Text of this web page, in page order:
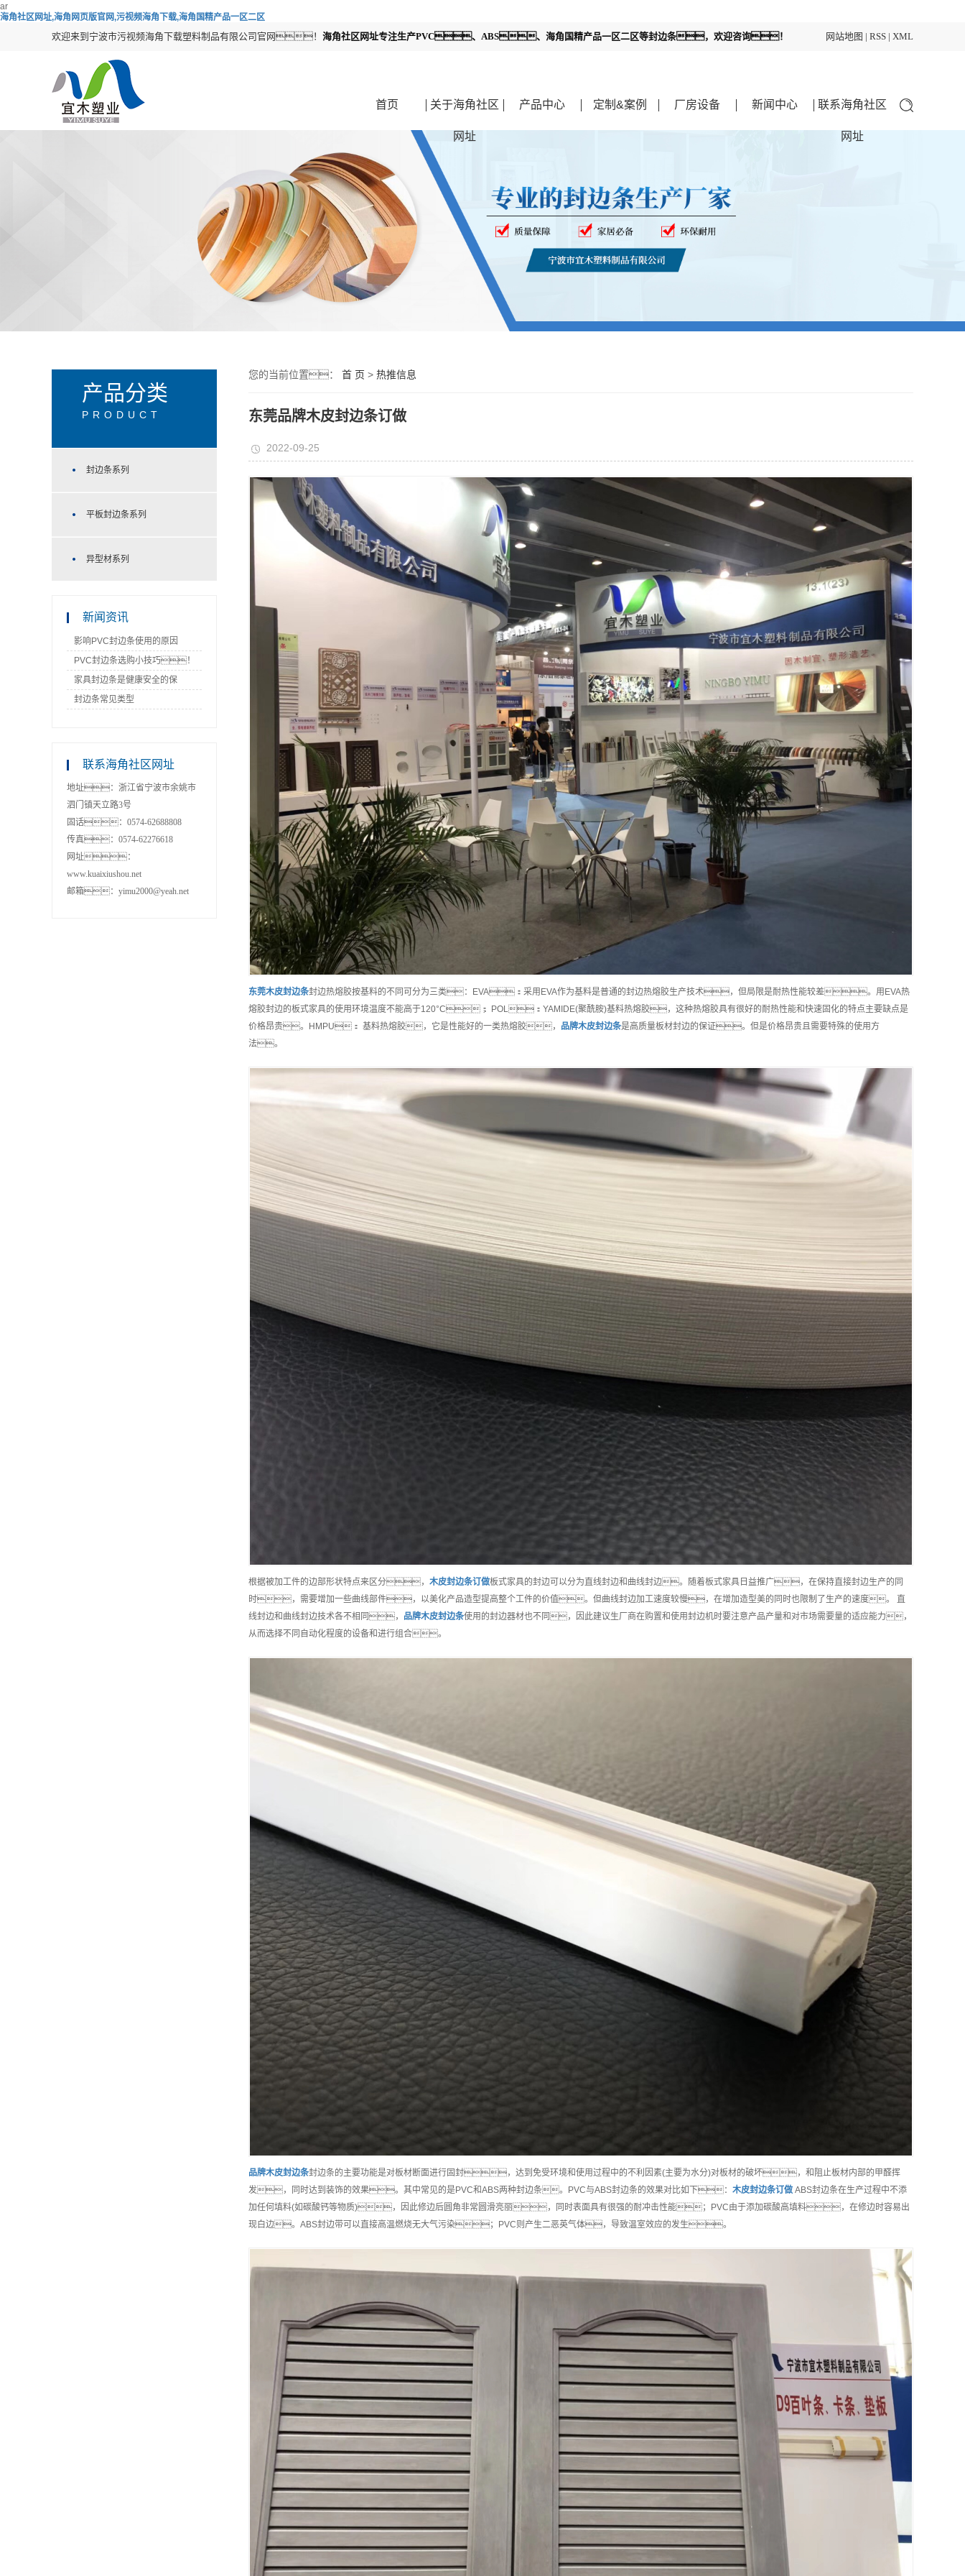
ar
海角社区网址,海角网页版官网,污视频海角下载,海角国精产品一区二区
欢迎来到宁波市污视频海角下载塑料制品有限公司官网！ 海角社区网址专注生产PVC、ABS、海角国精产品一区二区等封边条，欢迎咨询！ 网站地图 | RSS | XML
首页 关于海角社区
网址
产品中心 定制&案例 厂房设备 新闻中心 联系海角社区
网址
产品分类
PRODUCT
封边条系列
平板封边条系列
异型材系列
新闻资讯
影响PVC封边条使用的原因
PVC封边条选购小技巧！
家具封边条是健康安全的保
障！
封边条常见类型
联系海角社区网址
地址：浙江省宁波市余姚市
泗门镇天立路3号
固话：0574-62688808
传真：0574-62276618
网址：
www.kuaixiushou.net
邮箱：yimu2000@yeah.net
您的当前位置： 首 页 > 热推信息
东莞品牌木皮封边条订做
2022-09-25
东莞木皮封边条封边热熔胶按基料的不同可分为三类：EVA：采用EVA作为基料是普通的封边热熔胶生产技术，但局限是耐热性能较差。用EVA热
熔胶封边的板式家具的使用环境温度不能高于120°C； POL：YAMIDE(聚酰胺)基料热熔胶，这种热熔胶具有很好的耐热性能和快速固化的特点主要缺点是
价格昂贵。HMPU： 基料热熔胶，它是性能好的一类热熔胶， 品牌木皮封边条是高质量板材封边的保证。但是价格昂贵且需要特殊的使用方
法。
根据被加工件的边部形状特点来区分， 木皮封边条订做板式家具的封边可以分为直线封边和曲线封边。随着板式家具日益推广，在保持直接封边生产的同
时，需要增加一些曲线部件，以美化产品造型提高整个工件的价值。但曲线封边加工速度较慢，在增加造型美的同时也限制了生产的速度。 直
线封边和曲线封边技术各不相同， 品牌木皮封边条使用的封边器材也不同，因此建议生厂商在购置和使用封边机时要注意产品产量和对市场需要量的适应能力，
从而选择不同自动化程度的设备和进行组合。
品牌木皮封边条封边条的主要功能是对板材断面进行固封，达到免受环境和使用过程中的不利因素(主要为水分)对板材的破坏，和阻止板材内部的甲醛挥
发，同时达到装饰的效果。其中常见的是PVC和ABS两种封边条。PVC与ABS封边条的效果对比如下： 木皮封边条订做 ABS封边条在生产过程中不添
加任何填料(如碳酸钙等物质)，因此修边后圆角非常圆滑亮丽，同时表面具有很强的耐冲击性能；PVC由于添加碳酸高填料，在修边时容易出
现白边。ABS封边带可以直接高温燃烧无大气污染；PVC则产生二恶英气体，导致温室效应的发生。